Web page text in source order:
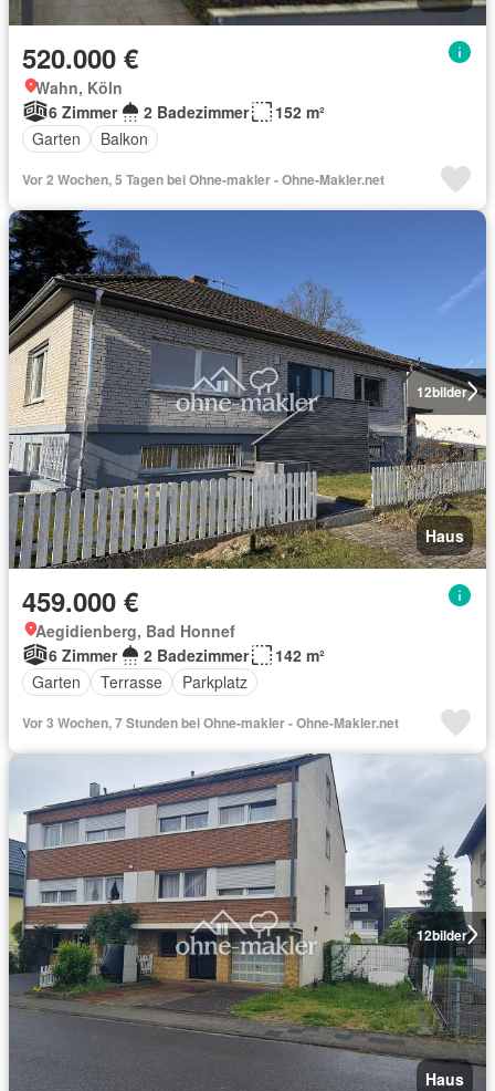
520.000 €
Wahn, Köln
6 Zimmer
2 Badezimmer
152 m²
Garten
Balkon
Vor 2 Wochen, 5 Tagen bei Ohne-makler - Ohne-Makler.net
12bilder
Haus
459.000 €
Aegidienberg, Bad Honnef
6 Zimmer
2 Badezimmer
142 m²
Garten
Terrasse Parkplatz
Vor 3 Wochen, 7 Stunden bei Ohne-makler - Ohne-Makler.net
12bilder
Haus